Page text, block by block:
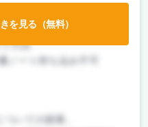
トのみ
のみ
ノート持ち込み不可
を見る（無料）